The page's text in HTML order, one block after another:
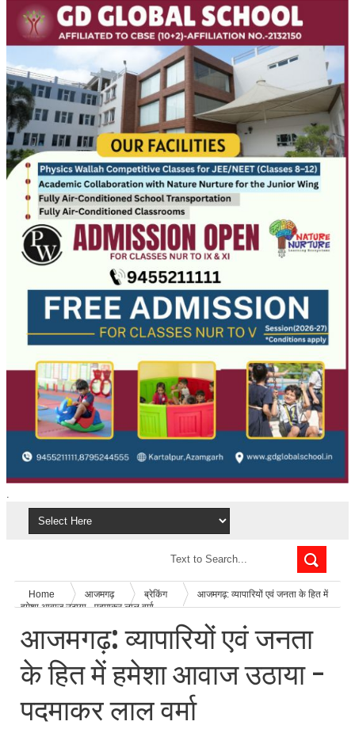
.
Home आजमगढ़ ब्रेकिंग
आजमगढ़: व्यापारियों एवं जनता के हित में
हमेशा आवाज उठाया - पदमाकर लाल वर्मा
आजमगढ़: व्यापारियों एवं जनता
के हित में हमेशा आवाज उठाया -
पदमाकर लाल वर्मा